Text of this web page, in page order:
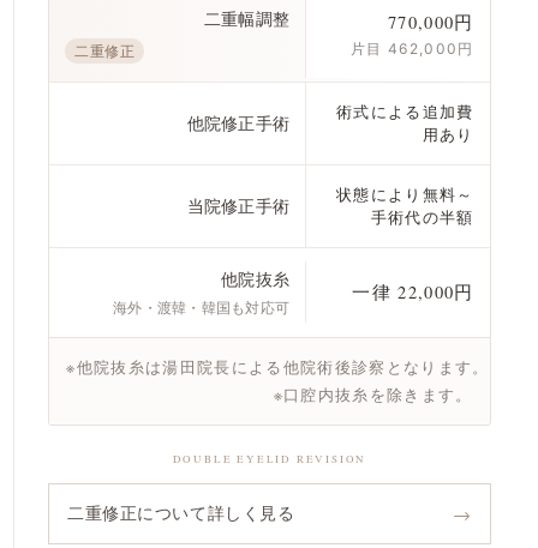
二重幅調整
二重修正
770,000円
片目 462,000円
他院修正手術
術式による追加費
用あり
当院修正手術
状態により無料～
手術代の半額
他院抜糸
海外・渡韓・韓国も対応可
一律 22,000円
※他院抜糸は湯田院長による他院術後診察となります。
※口腔内抜糸を除きます。
DOUBLE EYELID REVISION
二重修正について詳しく見る →